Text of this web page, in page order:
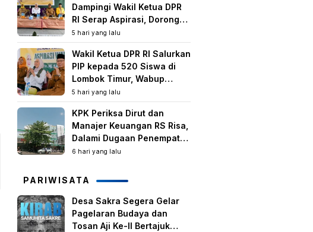
Dampingi Wakil Ketua DPR
RI Serap Aspirasi, Dorong
Program Strategis untuk
Kesejahteraan Masyarakat
5 hari yang lalu
Wakil Ketua DPR RI Salurkan
PIP kepada 520 Siswa di
Lombok Timur, Wabup
Tekankan Pentingnya
Pendidikan dan
Pencegahan Perkawinan
Anak
5 hari yang lalu
KPK Periksa Dirut dan
Manajer Keuangan RS Risa,
Dalami Dugaan Penempatan
Dana Rp2,25 Miliar oleh
6 hari yang lalu
PARIWISATA
Desa Sakra Segera Gelar
Pagelaran Budaya dan
Tosan Aji Ke-II Bertajuk